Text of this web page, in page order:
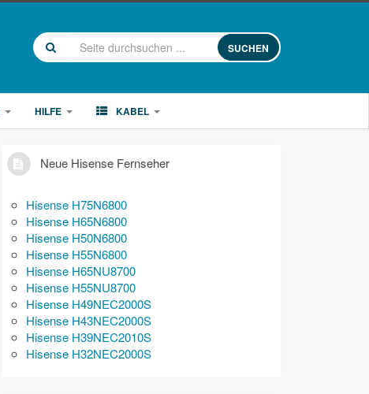
SUCHEN
HILFE KABEL
Neue Hisense Fernseher
Hisense H75N6800
Hisense H65N6800
Hisense H50N6800
Hisense H55N6800
Hisense H65NU8700
Hisense H55NU8700
Hisense H49NEC2000S
Hisense H43NEC2000S
Hisense H39NEC2010S
Hisense H32NEC2000S